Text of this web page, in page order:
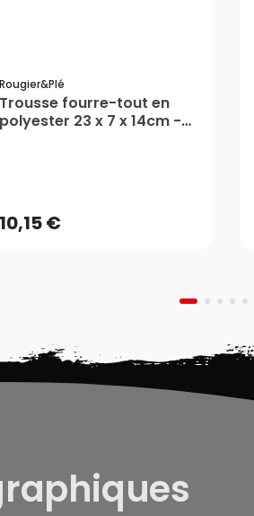
Rougier&plé
Trousse fourre-tout en
polyester 23 x 7 x 14cm -
10,15 €AJOUTER AU PANIER